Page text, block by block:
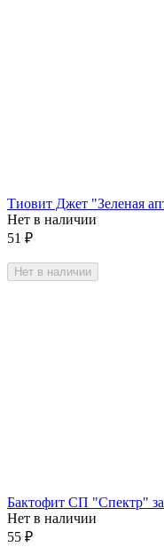
Тиовит Джет "Зеленая
Нет в наличии
51 ₽
Нет в наличии
Бактофит СП "Спектр"
Нет в наличии
55 ₽